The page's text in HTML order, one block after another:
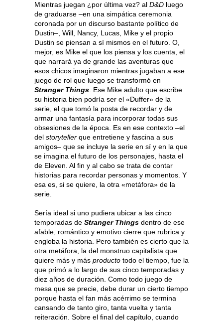
Mientras juegan ¿por última vez? al D&D luego
de graduarse –en una simpática ceremonia
coronada por un discurso bastante político de
Dustin–, Will, Nancy, Lucas, Mike y el propio
Dustin se piensan a sí mismos en el futuro. O,
mejor, es Mike el que los piensa y los cuenta, el
que narrará ya de grande las aventuras que
esos chicos imaginaron mientras jugaban a ese
juego de rol que luego se transformó en
Stranger Things . Ese Mike adulto que escribe
su historia bien podría ser el «Duffer» de la
serie, el que tomó la posta de recordar y de
armar una fantasía para incorporar todas sus
obsesiones de la época. Es en ese contexto –el
del storyteller que entretiene y fascina a sus
amigos– que se incluye la serie en sí y en la que
se imagina el futuro de los personajes, hasta el
de Eleven. Al fin y al cabo se trata de contar
historias para recordar personas y momentos. Y
esa es, si se quiere, la otra «metáfora» de la
serie.
Sería ideal si uno pudiera ubicar a las cinco
temporadas de Stranger Things dentro de ese
afable, romántico y emotivo cierre que rubrica y
engloba la historia. Pero también es cierto que la
otra metáfora, la del monstruo capitalista que
quiere más y más producto todo el tiempo, fue la
que primó a lo largo de sus cinco temporadas y
diez años de duración. Como todo juego de
mesa que se precie, debe durar un cierto tiempo
porque hasta el fan más acérrimo se termina
cansando de tanto giro, tanta vuelta y tanta
reiteración. Sobre el final del capítulo, cuando